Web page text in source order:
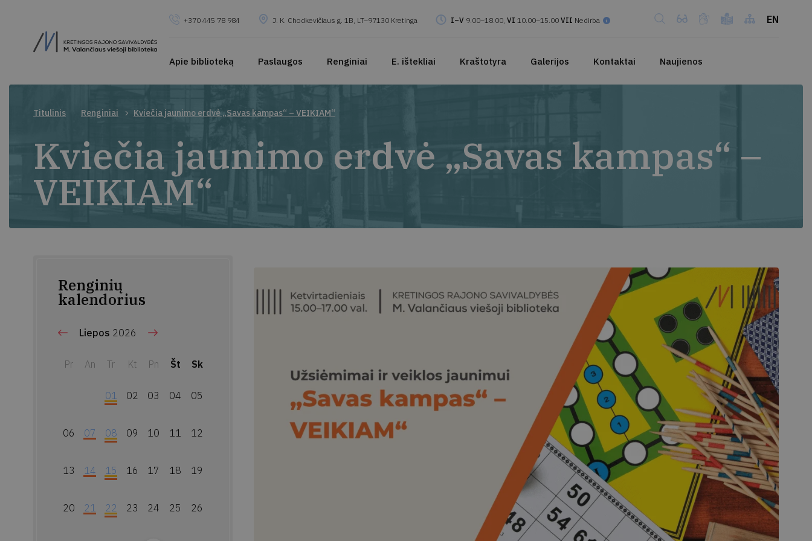
+370 445 78 984 J. K. Chodkevičiaus g. 1B, LT–97130 Kretinga I–V 9.00–18.00, VI 10.00–15.00 VII Nedirba EN
Apie biblioteką Paslaugos Renginiai E. ištekliai Kraštotyra Galerijos Kontaktai Naujienos
Titulinis Renginiai Kviečia jaunimo erdvė „Savas kampas“ – VEIKIAM“
Kviečia jaunimo erdvė „Savas kampas“ –
VEIKIAM“
Renginių
kalendorius
Liepos 2026
Pr An Tr Kt Pn Št Sk
01 02 03 04 05
06 07 08 09 10 11 12
13 14 15 16 17 18 19
20 21 22 23 24 25 26